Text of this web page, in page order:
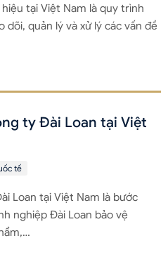
tại Việt Nam là quy trình
quản lý và xử lý các vấn đề
ty Đài Loan tại Việt
tế
Loan tại Việt Nam là bước
nghiệp Đài Loan bảo vệ